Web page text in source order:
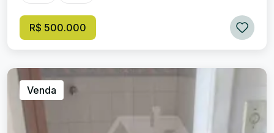
R$ 500.000
Venda